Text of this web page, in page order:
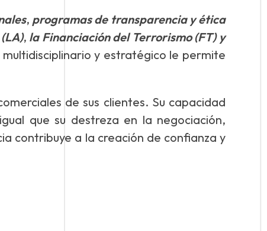
, programas de transparencia y ética
, la Financiación del Terrorismo (FT) y
y estratégico le permite
de sus clientes. Su capacidad
que su destreza en la negociación,
contribuye a la creación de confianza y